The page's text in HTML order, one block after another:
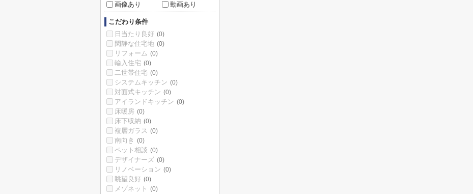
画像あり
動画あり
こだわり条件
日当たり良好 (0)
閑静な住宅地 (0)
リフォーム (0)
輸入住宅 (0)
二世帯住宅 (0)
システムキッチン (0)
対面式キッチン (0)
アイランドキッチン (0)
床暖房 (0)
床下収納 (0)
複層ガラス (0)
南向き (0)
ペット相談 (0)
デザイナーズ (0)
リノベーション (0)
眺望良好 (0)
メゾネット (0)